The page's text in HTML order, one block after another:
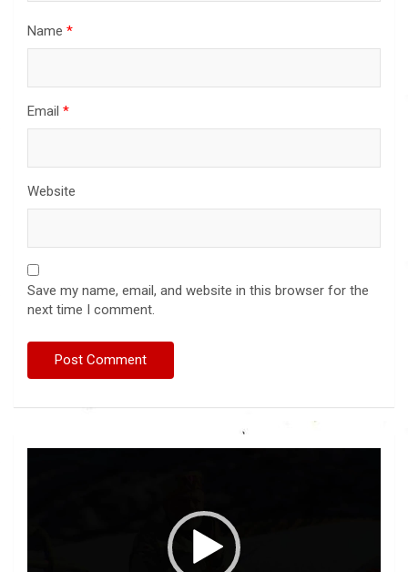
Name *
Email *
Website
Save my name, email, and website in this browser for the
next time I comment.